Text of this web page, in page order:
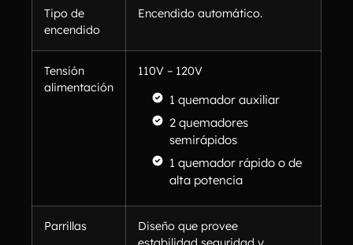
Tipo de
encendido
Encendido automático.
Tensión
alimentación
110V – 120V
1 quemador auxiliar
2 quemadores
semirápidos
1 quemador rápido o de
alta potencia
Parrillas
Diseño que provee